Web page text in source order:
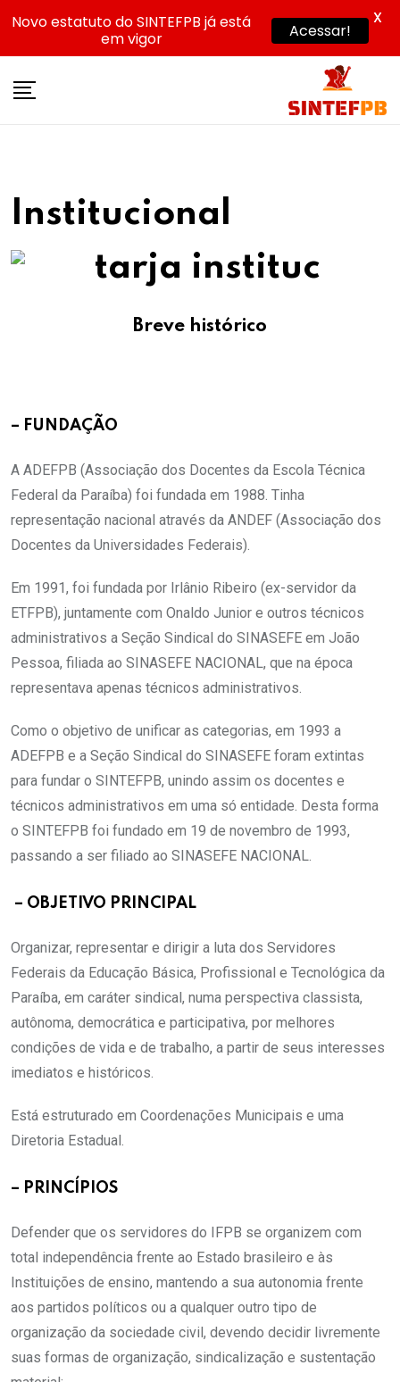
Institucional
Breve histórico
– FUNDAÇÃO
A ADEFPB (Associação dos Docentes da Escola Técnica
Federal da Paraíba) foi fundada em 1988. Tinha
representação nacional através da ANDEF (Associação dos
Docentes da Universidades Federais).
Em 1991, foi fundada por Irlânio Ribeiro (ex-servidor da
ETFPB), juntamente com Onaldo Junior e outros técnicos
administrativos a Seção Sindical do SINASEFE em João
Pessoa, filiada ao SINASEFE NACIONAL, que na época
representava apenas técnicos administrativos.
Como o objetivo de unificar as categorias, em 1993 a
ADEFPB e a Seção Sindical do SINASEFE foram extintas
para fundar o SINTEFPB, unindo assim os docentes e
técnicos administrativos em uma só entidade. Desta forma
o SINTEFPB foi fundado em 19 de novembro de 1993,
passando a ser filiado ao SINASEFE NACIONAL.
– OBJETIVO PRINCIPAL
Organizar, representar e dirigir a luta dos Servidores
Federais da Educação Básica, Profissional e Tecnológica da
Paraíba, em caráter sindical, numa perspectiva classista,
autônoma, democrática e participativa, por melhores
condições de vida e de trabalho, a partir de seus interesses
imediatos e históricos.
Está estruturado em Coordenações Municipais e uma
Diretoria Estadual.
– PRINCÍPIOS
Defender que os servidores do IFPB se organizem com
total independência frente ao Estado brasileiro e às
Instituições de ensino, mantendo a sua autonomia frente
aos partidos políticos ou a qualquer outro tipo de
organização da sociedade civil, devendo decidir livremente
suas formas de organização, sindicalização e sustentação
Novo estatuto do SINTEFPB já está
em vigor
Acessar!
X